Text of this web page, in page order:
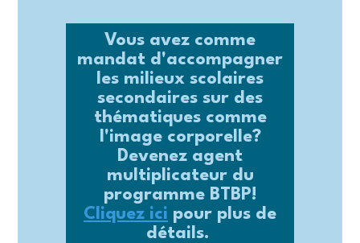
Vous avez comme
mandat d'accompagner
les milieux scolaires
secondaires sur des
thématiques comme
l'image corporelle?
Devenez agent
multiplicateur du
programme BTBP!
Cliquez ici pour plus de
détails.